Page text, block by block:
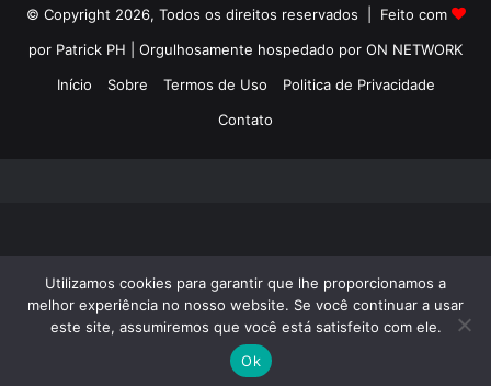
© Copyright 2026, Todos os direitos reservados | Feito com
por Patrick PH | Orgulhosamente hospedado por ON NETWORK
Início
Sobre Termos de Uso
Politica de Privacidade
Contato
Utilizamos cookies para garantir que lhe proporcionamos a
melhor experiência no nosso website. Se você continuar a usar
este site, assumiremos que você está satisfeito com ele.
Ok